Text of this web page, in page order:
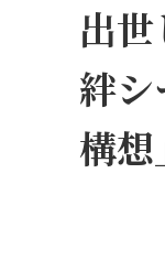
出
絆
構